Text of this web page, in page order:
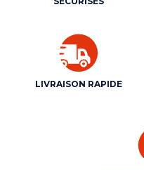
LIVRAISON RAPIDE